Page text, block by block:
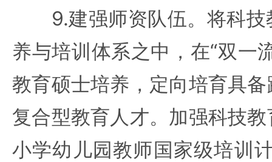
9.建强师资队伍。将科技
养与培训体系之中，在“双一
教育硕士培养，定向培育具
复合型教育人才。加强科技
小学幼儿园教师国家级培训